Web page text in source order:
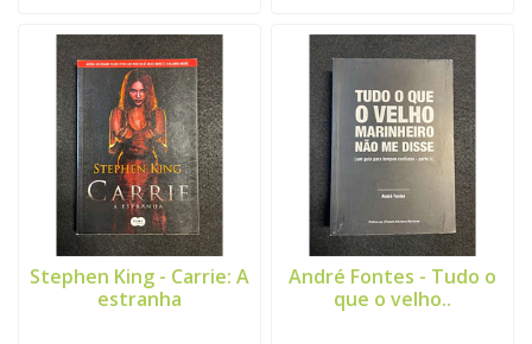
Stephen King - Carrie: A
estranha
André Fontes - Tudo o
que o velho..